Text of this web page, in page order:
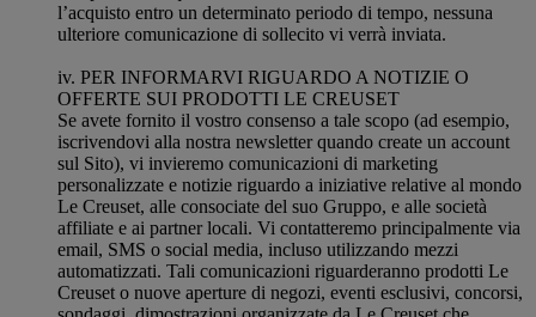
l’acquisto entro un determinato periodo di tempo, nessuna
ulteriore comunicazione di sollecito vi verrà inviata.
iv. PER INFORMARVI RIGUARDO A NOTIZIE O
OFFERTE SUI PRODOTTI LE CREUSET
Se avete fornito il vostro consenso a tale scopo (ad esempio,
iscrivendovi alla nostra newsletter quando create un account
sul Sito), vi invieremo comunicazioni di marketing
personalizzate e notizie riguardo a iniziative relative al mondo
Le Creuset, alle consociate del suo Gruppo, e alle società
affiliate e ai partner locali. Vi contatteremo principalmente via
email, SMS o social media, incluso utilizzando mezzi
automatizzati. Tali comunicazioni riguarderanno prodotti Le
Creuset o nuove aperture di negozi, eventi esclusivi, concorsi,